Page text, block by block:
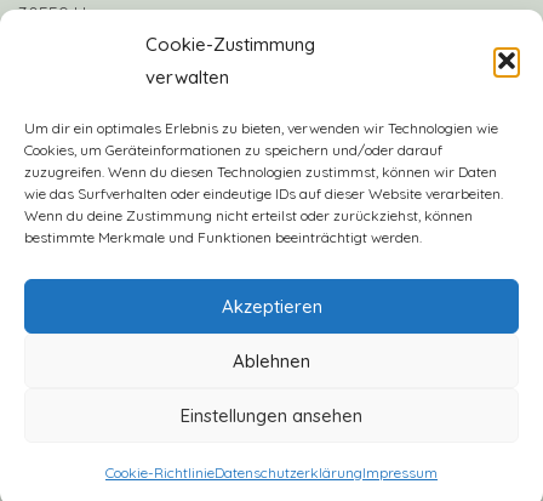
Cookie-Zustimmung
verwalten
Um dir ein optimales Erlebnis zu bieten, verwenden wir Technologien wie
Cookies, um Geräteinformationen zu speichern und/oder darauf
zuzugreifen. Wenn du diesen Technologien zustimmst, können wir Daten
wie das Surfverhalten oder eindeutige IDs auf dieser Website verarbeiten.
Wenn du deine Zustimmung nicht erteilst oder zurückziehst, können
bestimmte Merkmale und Funktionen beeinträchtigt werden.
Akzeptieren
Ablehnen
Einstellungen ansehen
Cookie-RichtlinieDatenschutzerklärungImpressum
30559 Hannover
Telefon: +49 170 8063922
Vereinskonto: Deutsche Skatbank
IBAN: DE57 8306 5408 0005 3406 16
BIC: GENODEF1SLR